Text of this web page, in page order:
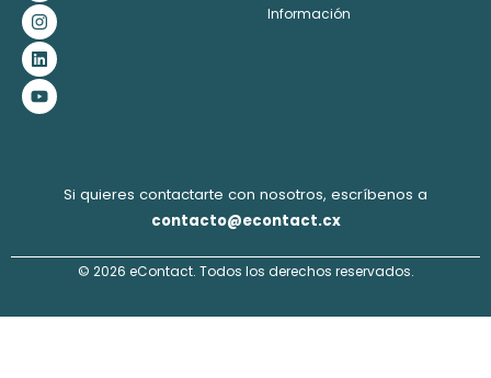
c
e
b
o
o
k
s
t
a
g
r
a
m
n
k
e
d
i
n
u
t
u
b
e
Información
Si quieres contactarte con nosotros, escríbenos a
contacto@econtact.cx
© 2026 eContact. Todos los derechos reservados.